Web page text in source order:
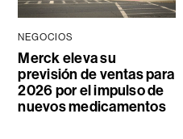
NEGOCIOS
Merck eleva su
previsión de ventas para
2026 por el impulso de
nuevos medicamentos